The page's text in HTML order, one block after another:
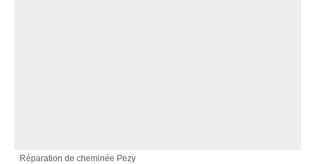
Réparation de cheminée Pezy